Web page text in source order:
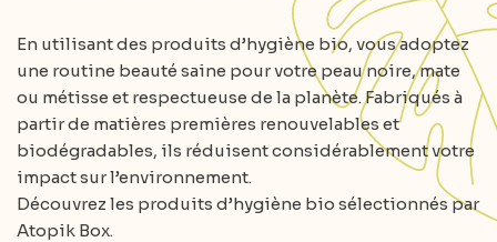
En utilisant des produits d’hygiène bio, vous adoptez
une routine beauté saine pour votre peau noire, mate
ou métisse et respectueuse de la planète. Fabriqués à
partir de matières premières renouvelables et
biodégradables, ils réduisent considérablement votre
impact sur l’environnement.
Découvrez les produits d’hygiène bio sélectionnés par
Atopik Box.